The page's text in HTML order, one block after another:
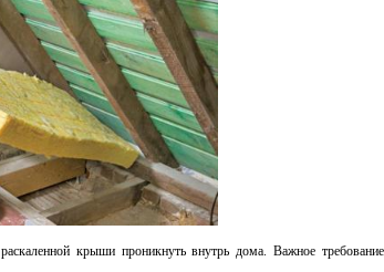
крыши проникнуть внутрь дома. Важное